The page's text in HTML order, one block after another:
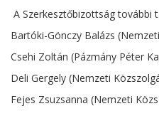
A Szerkesztőbizottság további
Bartóki-Gönczy Balázs
Csehi Zoltán (Pázmány Péter
Deli Gergely (Nemzeti
Fejes Zsuzsanna (Nemzeti